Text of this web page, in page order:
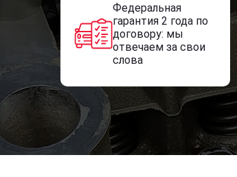
Федеральная
гарантия 2 года по
договору: мы
отвечаем за свои
слова